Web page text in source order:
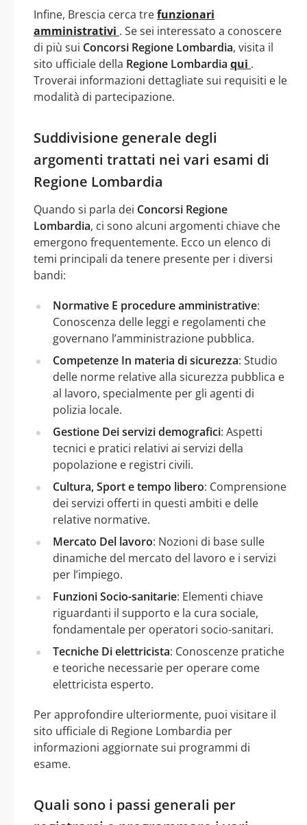
Infine, Brescia cerca trefunzionari
amministrativi . Se sei interessato a conoscere
di più sui Concorsi Regione Lombardia, visita il
sito ufficiale della Regione Lombardia qui .
Troverai informazioni dettagliate sui requisiti e le
modalità di partecipazione.
Suddivisione generale degli
argomenti trattati nei vari esami di
Regione Lombardia
Quando si parla dei Concorsi Regione
Lombardia, ci sono alcuni argomenti chiave che
emergono frequentemente. Ecco un elenco di
temi principali da tenere presente per i diversi
bandi:
Normative E procedure amministrative:
Conoscenza delle leggi e regolamenti che
governano l’amministrazione pubblica.
Competenze In materia di sicurezza: Studio
delle norme relative alla sicurezza pubblica e
al lavoro, specialmente per gli agenti di
polizia locale.
Gestione Dei servizi demografici: Aspetti
tecnici e pratici relativi ai servizi della
popolazione e registri civili.
Cultura, Sport e tempo libero: Comprensione
dei servizi offerti in questi ambiti e delle
relative normative.
Mercato Del lavoro: Nozioni di base sulle
dinamiche del mercato del lavoro e i servizi
per l’impiego.
Funzioni Socio-sanitarie: Elementi chiave
riguardanti il supporto e la cura sociale,
fondamentale per operatori socio-sanitari.
Tecniche Di elettricista: Conoscenze pratiche
e teoriche necessarie per operare come
elettricista esperto.
Per approfondire ulteriormente, puoi visitare il
sito ufficiale di Regione Lombardia per
informazioni aggiornate sui programmi di
esame.
Quali sono i passi generali per